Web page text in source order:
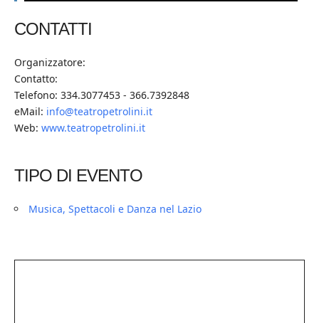
CONTATTI
Organizzatore:
Contatto:
Telefono: 334.3077453 - 366.7392848
eMail: info@teatropetrolini.it
Web: www.teatropetrolini.it
TIPO DI EVENTO
Musica, Spettacoli e Danza nel Lazio